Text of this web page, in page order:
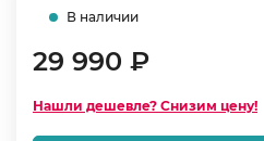
В наличии
29 990 ₽
Нашли дешевле? Снизим цену!